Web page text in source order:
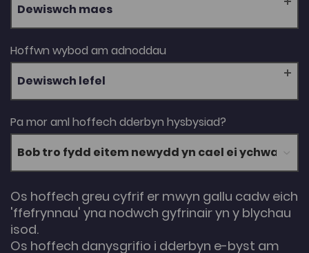
Dewiswch maes
Hoffwn wybod am adnoddau
Dewiswch lefel
Pa mor aml hoffech dderbyn hysbysiad?
Os hoffech greu cyfrif er mwyn gallu cadw eich
'ffefrynnau' yna nodwch gyfrinair yn y blychau
isod.
Os hoffech danysgrifio i dderbyn e-byst am